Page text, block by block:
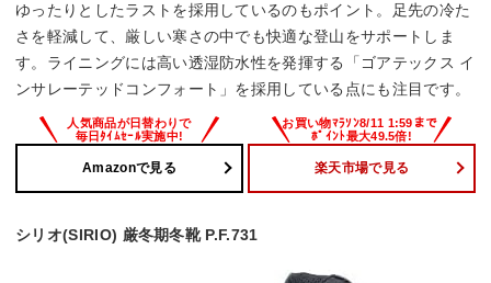
ゆったりとしたラストを採用しているのもポイント。足先の冷た
さを軽減して、厳しい寒さの中でも快適な登山をサポートしま
す。ライニングには高い透湿防水性を発揮する「ゴアテックス イ
ンサレーテッドコンフォート」を採用している点にも注目です。
Amazonで見る 楽天市場で見る
シリオ(SIRIO) 厳冬期冬靴 P.F.731